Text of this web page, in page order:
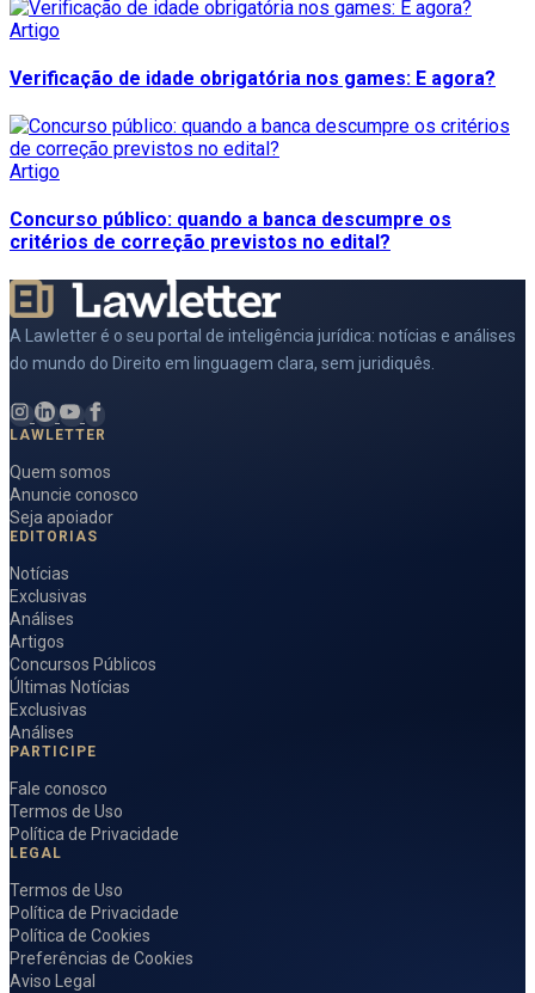
Artigo
Verificação de idade obrigatória nos games: E agora?
Artigo
Concurso público: quando a banca descumpre os
critérios de correção previstos no edital?
A Lawletter é o seu portal de inteligência jurídica: notícias e análises
do mundo do Direito em linguagem clara, sem juridiquês.
LAWLETTER
Quem somos
Anuncie conosco
Seja apoiador
EDITORIAS
Notícias
Exclusivas
Análises
Artigos
Concursos Públicos
Últimas Notícias
Exclusivas
Análises
PARTICIPE
Fale conosco
Termos de Uso
Política de Privacidade
LEGAL
Termos de Uso
Política de Privacidade
Política de Cookies
Preferências de Cookies
Aviso Legal